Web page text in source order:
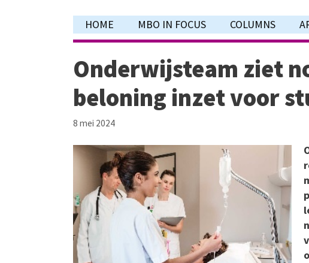
HOME MBO IN FOCUS COLUMNS
Onderwijsteam ziet
beloning inzet voor
8 mei 2024